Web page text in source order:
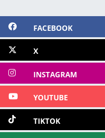
FACEBOOK
X
INSTAGRAM
YOUTUBE
TIKTOK